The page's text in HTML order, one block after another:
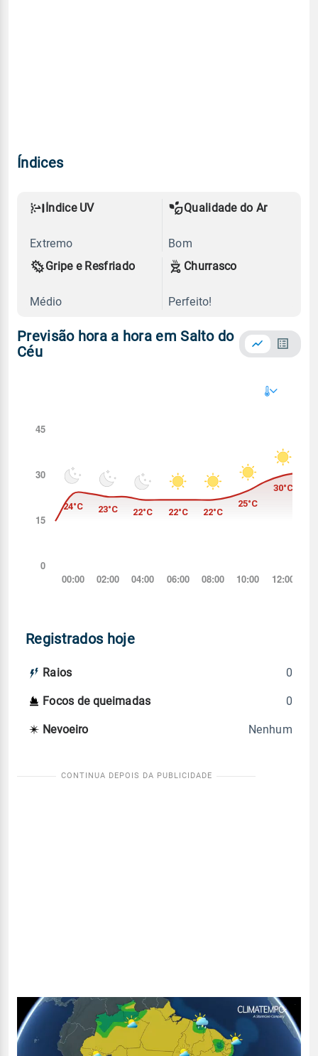
Índices
Índice UV
Extremo
Qualidade do Ar
Bom
Gripe e Resfriado
Médio
Churrasco
Perfeito!
Previsão hora a hora em Salto do
Céu
Registrados hoje
Raios 0
Focos de queimadas 0
Nevoeiro Nenhum